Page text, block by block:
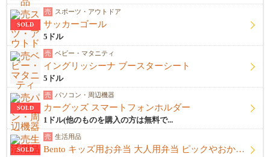
SOLD
売 スポーツ・アウトドア
サッカーゴール
5ドル
売 ベビー・マタニティ
イングリッシーナ ブースターシート
5ドル
SOLD
売 パソコン・周辺機器
カーグッズ スマートフォンホルダー
1ドル(他のものを購入の方は無料で...
SOLD
売 生活用品
Bento キッズ用お弁当 大人用弁当 ピックやおかずカップ他